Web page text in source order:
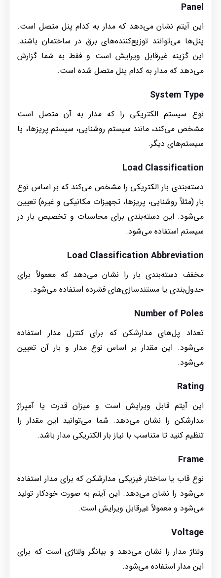
Panel
این آیتم نشان می‌دهد که مدار به کدام پنل متصل است.
پنل‌ها می‌توانند توزیع‌کننده‌های برق در ساختمان باشند.
این گزینه غیرقابل ویرایش است و فقط به شما گزارش
می‌دهد که مدار به کدام پنل متصل شده است.
System Type
نوع سیستم الکتریکی را که مدار به آن متصل است
مشخص می‌کند، مانند سیستم روشنایی، سیستم پریزها، یا
سیستم‌های دیگر.
Load Classification
دسته‌بندی بار الکتریکی را مشخص می‌کند که بر اساس نوع
بار (مثلاً روشنایی، پریزها، تجهیزات مکانیکی و غیره) تعیین
می‌شود. این دسته‌بندی برای محاسبات و تخصیص بار در
سیستم استفاده می‌شود.
Load Classification Abbreviation
مخفف دسته‌بندی بار را نشان می‌دهد که معمولاً برای
جدول‌بندی یا مستندسازی‌های فشرده استفاده می‌شود.
Number of Poles
تعداد پل‌های مدارشکن که برای کنترل مدار استفاده
می‌شود. این مقدار بر اساس نوع مدار و بار آن تعیین
می‌شود.
Rating
این آیتم قابل ویرایش است و میزان قدرت یا آمپراژ
مدارشکن را نشان می‌دهد. شما می‌توانید این مقدار را
تنظیم کنید تا متناسب با نیاز بار الکتریکی مدار باشد.
Frame
نوع قاب یا ساختار فیزیکی مدارشکن که برای مدار استفاده
می‌شود را نشان می‌دهد. این آیتم به صورت خودکار تولید
می‌شود و معمولاً غیرقابل ویرایش است.
Voltage
ولتاژ مدار را نشان می‌دهد و بیانگر ولتاژی است که برای
این مدار استفاده می‌شود.